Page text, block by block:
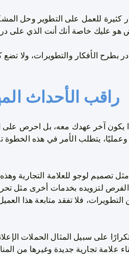
للعمل على التطوير وحل
بطرح الأفكار والتطويرات، ولا
راقب الأحداث
يكون آخر عهدك معه، بل احرص على
يتطلب الأمر في هذه الخطوة
تصميم لوجو للعلامة التجارية
لتزويده بخدمات أخرى مثل
فلا تفقد متابعة هذا
على سبيل المثال الحملات
علامة تجارية جديدة وغيرها من